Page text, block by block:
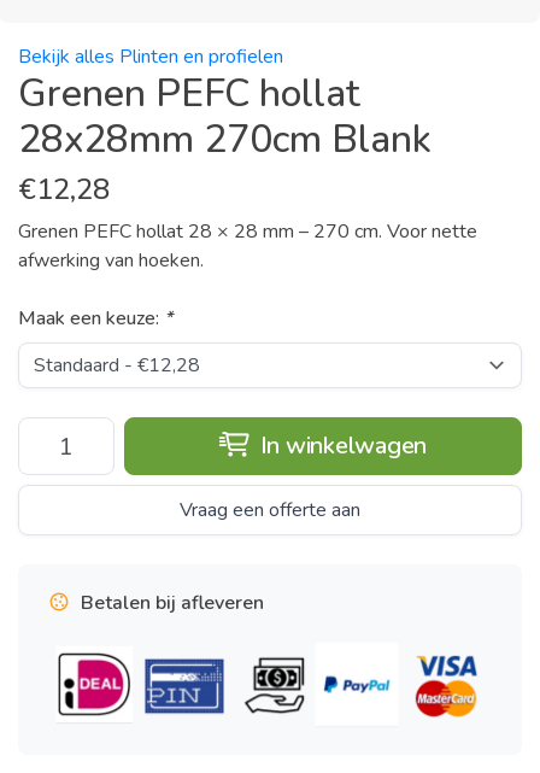
Bekijk alles Plinten en profielen
Grenen PEFC hollat
28x28mm 270cm Blank
€12,28
Grenen PEFC hollat 28 × 28 mm – 270 cm. Voor nette
afwerking van hoeken.
Maak een keuze: *
In winkelwagen
Vraag een offerte aan
Betalen bij afleveren